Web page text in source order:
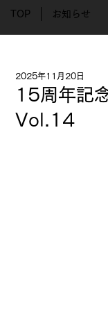
TOP お知らせ
15周年記
Vol.14
2025年11月20日